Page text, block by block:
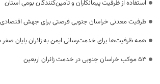
استفاده از ظرفیت پیمانکاران و تأمین‌کنندگان بومی استان
ظرفیت معدنی خراسان جنوبی فرصتی برای جهش اقتصادی
همه ظرفیت‌ها برای خدمت‌رسانی ایمن به زائران پایان
53 موکب خراسان جنوبی در خدمت زائران اربعین